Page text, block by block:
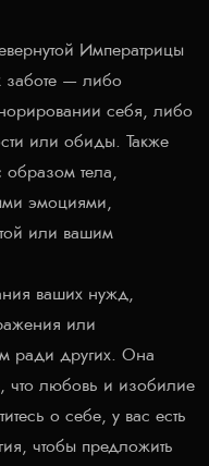
Императрицы
заботе — либо
себя, либо
или обиды. Также
тела,
эмоциями,
или вашим
ваших нужд,
или
ради других. Она
что любовь и изобилие
о себе, у вас есть
чтобы предложить